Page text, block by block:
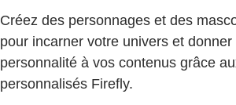
Créez des personnages et des
pour incarner votre univers et
personnalité à vos contenus grâce
personnalisés Firefly.